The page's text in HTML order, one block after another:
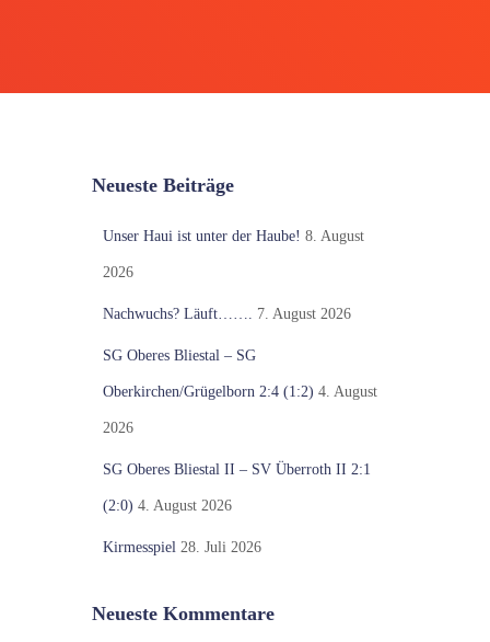
Neueste Beiträge
Unser Haui ist unter der Haube! 8. August
2026
Nachwuchs? Läuft……. 7. August 2026
SG Oberes Bliestal – SG
Oberkirchen/Grügelborn 2:4 (1:2) 4. August
2026
SG Oberes Bliestal II – SV Überroth II 2:1
(2:0) 4. August 2026
Kirmesspiel 28. Juli 2026
Neueste Kommentare